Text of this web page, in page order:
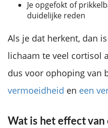
Je opgefokt of
duidelijke reden
Als je dat herkent, dan
lichaam te veel cortisol
dus voor ophoping van
vermoeidheid en een
Wat is het effect